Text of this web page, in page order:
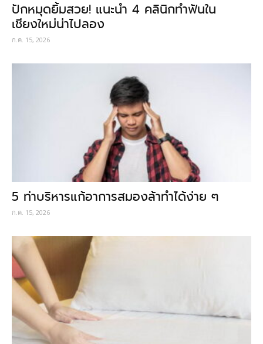
ปักหมุดยิ้มสวย! แนะนำ 4 คลินิกทำฟันใน
เชียงใหม่น่าไปลอง
ก.ค. 15, 2026
5 ท่าบริหารแก้อาการสมองล้าทำได้ง่าย ๆ
ก.ค. 15, 2026